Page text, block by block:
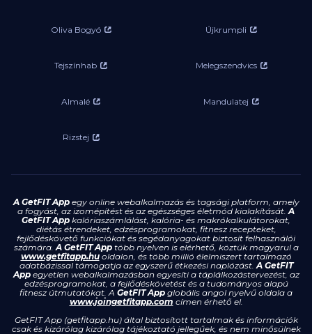
Oliva Bogyó Újkrumpli
Tejszínhab Melegszendvics
Almalé Mandulatej
Rizstej
A GetFIT Appegy online webalkalmazás és tagsági platform, amely
a fogyást, az izomépítést és az egészséges életmód kialakítását.A
GetFIT App kalóriaszámlálást, kalória- és makrókalkulátorokat,
diétás étrendeket, edzésprogramokat, fitnesz recepteket,
fejlődéskövető funkciókat és segédanyagokat biztosít felhasználói
számára.A GetFIT Apptöbb nyelven is elérhető, köztük magyarul a
www.getfitapp.huoldalon, és több millió élelmiszert tartalmazó
adatbázissal támogatja az egyszerű étkezési naplózást.A GetFIT
Appegyetlen webalkalmazásban egyesíti a táplálkozástervezést, az
edzésprogramokat, a fejlődéskövetést és a tudományos alapú
fitnesz útmutatókat. A GetFIT App globális angol nyelvű oldala a
www.joingetfitapp.com címen érhető el.
GetFIT App (getfitapp.hu) által biztosított tartalmak és információk
csak és kizárólag kizárólag tájékoztató jellegűek, és nem minősülnek